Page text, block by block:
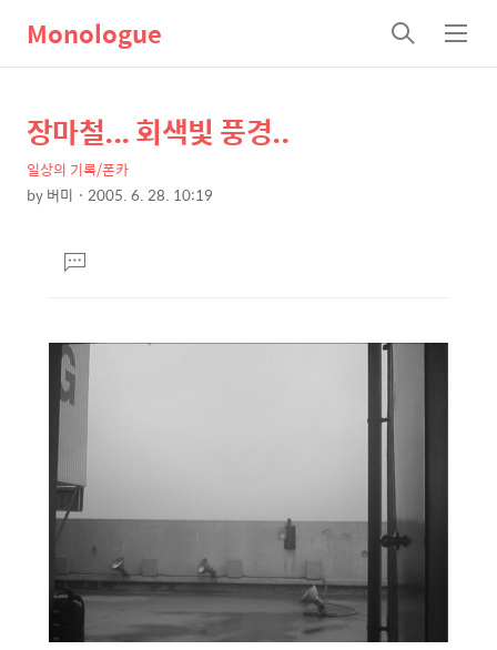
Monologue
검
색
메
뉴
상
세
컨
본
문
제
목
장마철... 회색빛 풍경..
일상의 기록/폰카
by버미 2005. 6. 28. 10:19
댓
글